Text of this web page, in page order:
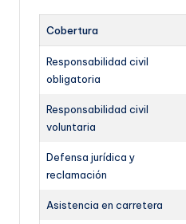
Cobertura
Responsabilidad civil
obligatoria
Responsabilidad civil
voluntaria
Defensa jurídica y
reclamación
Asistencia en carretera